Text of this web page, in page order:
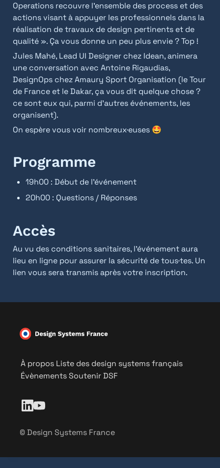
Operations recouvre l’ensemble des process et des
actions visant à appuyer les professionnels dans la
réalisation de travaux de design pertinents et de
qualité ». Ça vous donne un peu plus envie ? Top !
Jules Mahé, Lead UI Designer chez Idean, animera
une conversation avec Antoine Rigaudias,
DesignOps chez Amaury Sport Organisation (le Tour
de France et le Dakar, ça vous dit quelque chose ?
ce sont eux qui, parmi d’autres événements, les
organisent).
On espère vous voir nombreux·euses 🤩
Programme
19h00 : Début de l’événement
20h00 : Questions / Réponses
Accès
Au vu des conditions sanitaires, l’événement aura
lieu en ligne pour assurer la sécurité de tous·tes. Un
lien vous sera transmis après votre inscription.
À propos Liste des design systems français
ÉvènementsSoutenir DSF
© Design Systems France